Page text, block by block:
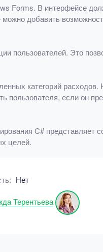
Forms. В интерфейсе
добавить
пользователей. Это
категорий
пользователя, если он
C# представляет
целей.
Нет
Терентьева